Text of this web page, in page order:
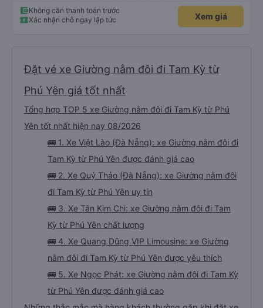
Không cần thanh toán trước
Xác nhận chỗ ngay lập tức
Xem giá
Đặt vé xe Giường nằm đôi đi Tam Kỳ từ
Phú Yên giá tốt nhất
Tổng hợp TOP 5 xe Giường nằm đôi đi Tam Kỳ từ Phú
Yên tốt nhất hiện nay 08/2026
🚌 1. Xe Việt Lào (Đà Nẵng): xe Giường nằm đôi đi
Tam Kỳ từ Phú Yên được đánh giá cao
🚌 2. Xe Quý Thảo (Đà Nẵng): xe Giường nằm đôi
đi Tam Kỳ từ Phú Yên uy tín
🚌 3. Xe Tân Kim Chi: xe Giường nằm đôi đi Tam
Kỳ từ Phú Yên chất lượng
🚌 4. Xe Quang Dũng VIP Limousine: xe Giường
nằm đôi đi Tam Kỳ từ Phú Yên được yêu thích
🚌 5. Xe Ngọc Phát: xe Giường nằm đôi đi Tam Kỳ
từ Phú Yên được đánh giá cao